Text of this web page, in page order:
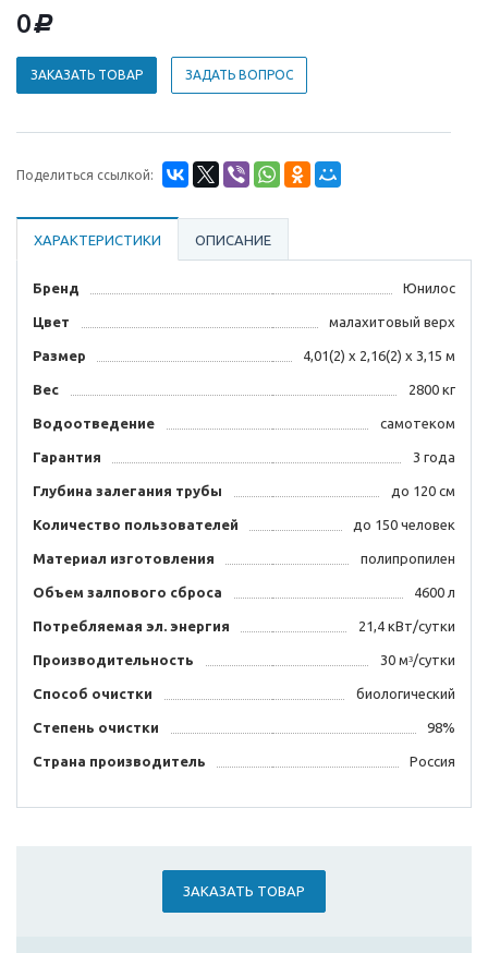
0d
ЗАКАЗАТЬ ТОВАР ЗАДАТЬ ВОПРОС
Поделиться ссылкой:
ХАРАКТЕРИСТИКИ ОПИСАНИЕ
Бренд Юнилос
Цвет малахитовый верх
Размер 4,01(2) х 2,16(2) х 3,15 м
Вес 2800 кг
Водоотведение самотеком
Гарантия 3 года
Глубина залегания трубы до 120 см
Количество пользователей до 150 человек
Материал изготовления полипропилен
Объем залпового сброса 4600 л
Потребляемая эл. энергия 21,4 кВт/сутки
Производительность 30 мᶟ/сутки
Способ очистки биологический
Степень очистки 98%
Страна производитель Россия
ЗАКАЗАТЬ ТОВАР